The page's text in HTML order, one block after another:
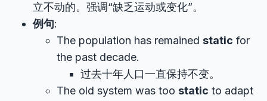
立不动的。强调“缺乏运动或变化”。
例句:
The population has remained static for
the past decade.
过去十年人口一直保持不变。
The old system was too static to adapt